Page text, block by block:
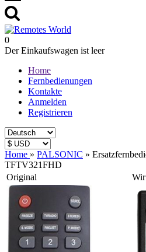
0
Der Einkaufswagen ist leer
Home
Fernbedienungen
Kontakte
Anmelden
Registrieren
Home » PALSONIC »
TFTV321FHD
Original